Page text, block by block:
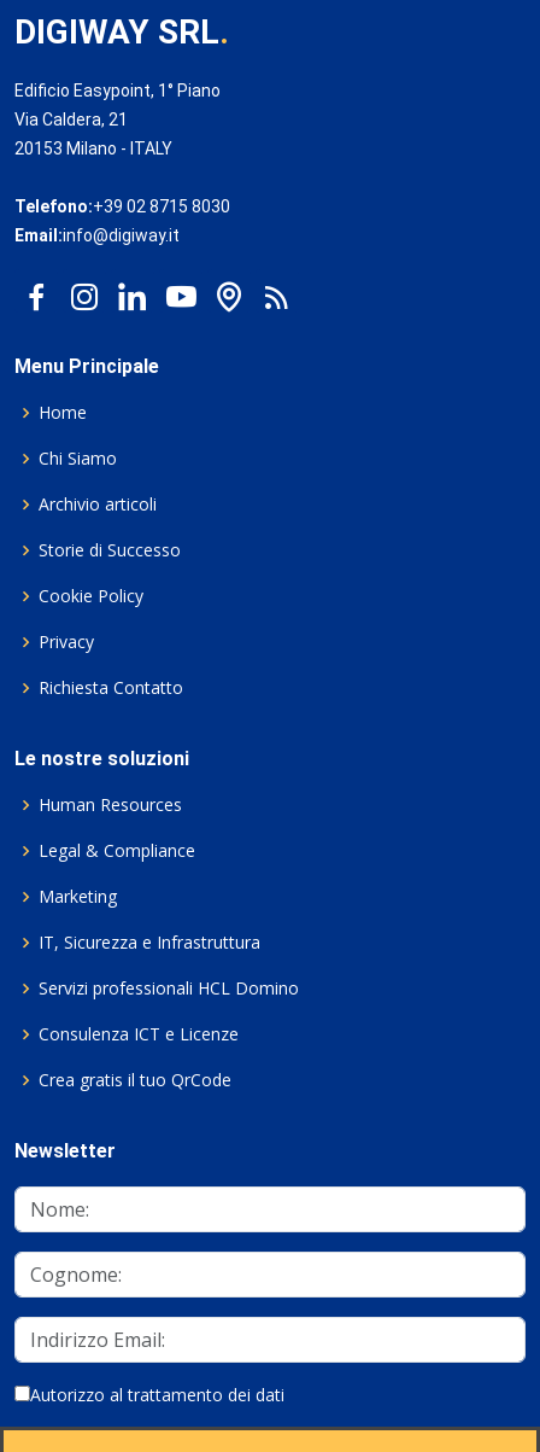
DIGIWAY SRL.
Edificio Easypoint, 1° Piano
Via Caldera, 21
20153 Milano - ITALY
Telefono:+39 02 8715 8030
Email:info@digiway.it
Menu Principale
Home
Chi Siamo
Archivio articoli
Storie di Successo
Cookie Policy
Privacy
Richiesta Contatto
Le nostre soluzioni
Human Resources
Legal & Compliance
Marketing
IT, Sicurezza e Infrastruttura
Servizi professionali HCL Domino
Consulenza ICT e Licenze
Crea gratis il tuo QrCode
Newsletter
Autorizzo al trattamento dei dati